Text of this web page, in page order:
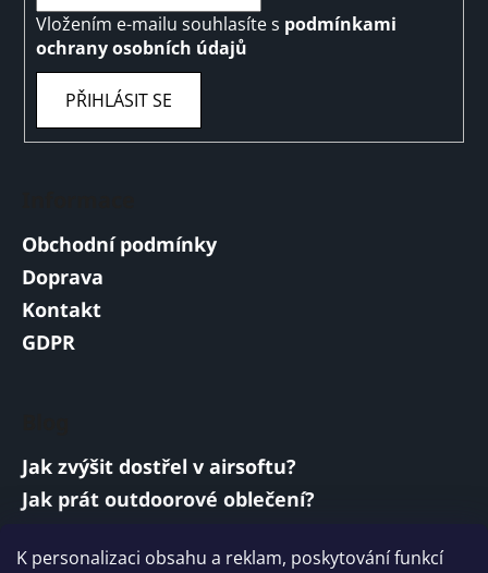
K personalizaci obsahu a reklam, poskytování funkcí
Vložením e-mailu souhlasíte s podmínkami
ochrany osobních údajů
PŘIHLÁSIT SE
Obchodní podmínky
Doprava
Kontakt
GDPR
Jak zvýšit dostřel v airsoftu?
Jak prát outdoorové oblečení?
Vojenská a armádní sluchátka: co musí